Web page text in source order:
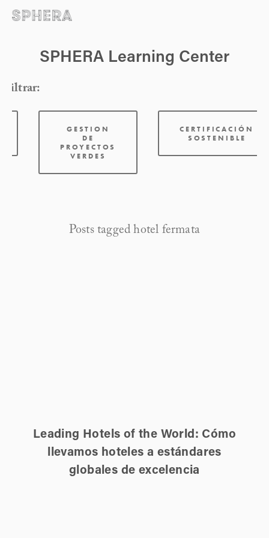
SPHERA Learning Center
Filtrar:
GESTION
DE
PROYECTOS
VERDES
CERTIFICACIÓN
SOSTENIBLE
Posts tagged hotel fermata
Leading Hotels of the World: Cómo
llevamos hoteles a estándares
globales de excelencia